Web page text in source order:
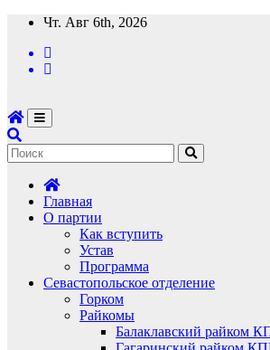
Перейти
содержимому
Чт. Авг 6th, 2026
Главная
О партии
Как вступить
Устав
Программа
Севастопольское отделение
Горком
Райкомы
Балаклавский райком